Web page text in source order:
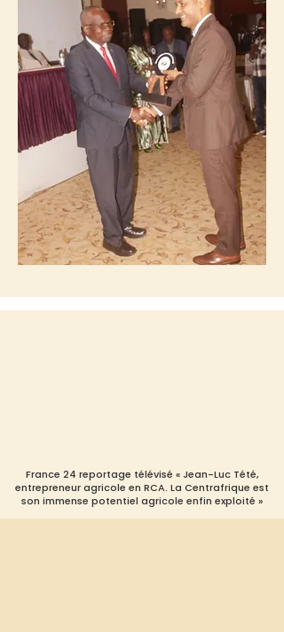
France 24 reportage télévisé « Jean-Luc Tété,
entrepreneur agricole en RCA. La Centrafrique est
son immense potentiel agricole enfin exploité »